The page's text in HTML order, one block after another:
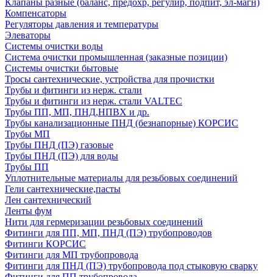
Клапаны разные (баланс, предохр, регулир, подпит, эл-магн)
Компенсаторы
Регуляторы давления и температуры
Элеваторы
Системы очистки воды
Система очистки промышленная (заказные позиции)
Системы очистки бытовые
Тросы сантехнические, устройства для прочистки
Трубы и фитинги из нерж. стали
Трубы и фитинги из нерж. стали VALTEC
Трубы ПП, МП, ПНД,НПВХ и др.
Трубы канализационные ПНД (безнапорные) КОРСИС
Трубы МП
Трубы ПНД (ПЭ) газовые
Трубы ПНД (ПЭ) для воды
Трубы ПП
Уплотнительные материалы для резьбовых соединений
Гели сантехнические,пасты
Лен сантехнический
Ленты фум
Нити для гермеризации резьбовых соединений
Фитинги для ПП, МП, ПНД (ПЭ) трубопроводов
Фитинги КОРСИС
Фитинги для МП трубопровода
Фитинги для ПНД (ПЭ) трубопровода под стыковую сварку